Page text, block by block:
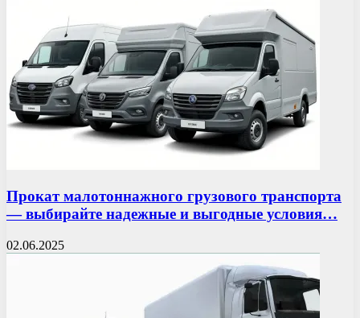
Прокат малотоннажного грузового транспорта
— выбирайте надежные и выгодные условия…
02.06.2025